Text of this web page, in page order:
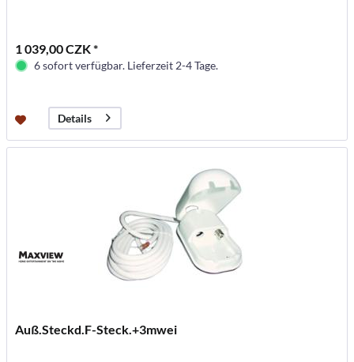
1 039,00 CZK *
6 sofort verfügbar. Lieferzeit 2-4 Tage.
Details
Auß.Steckd.F-Steck.+3mwei